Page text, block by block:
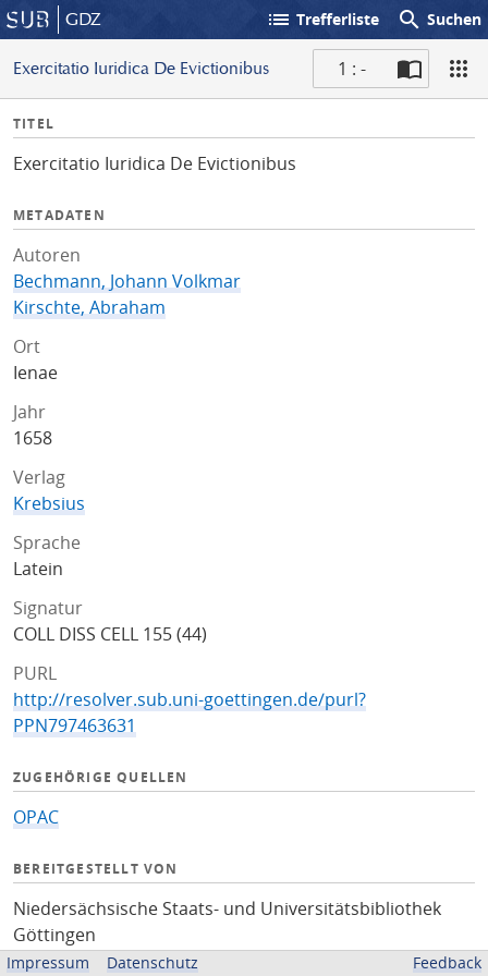
GDZ list Trefferliste search Suchen
Exercitatio Iuridica De Evictionibus 1 : -
I
f
TITEL
Exercitatio Iuridica De Evictionibus
METADATEN
Autoren
Bechmann, Johann Volkmar
Kirschte, Abraham
Ort
Ienae
Jahr
1658
Verlag
Krebsius
Sprache
Latein
Signatur
COLL DISS CELL 155 (44)
PURL
http://resolver.sub.uni-goettingen.de/purl?
PPN797463631
ZUGEHÖRIGE QUELLEN
OPAC
BEREITGESTELLT VON
Niedersächsische Staats- und Universitätsbibliothek
Göttingen
Impressum Datenschutz Feedback